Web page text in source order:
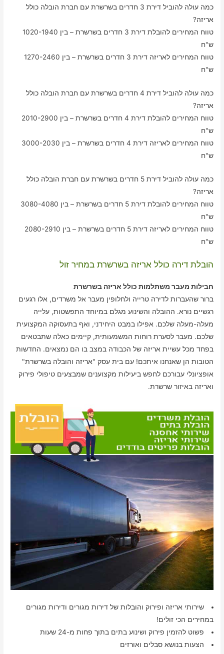
כמה עולה להוביל דירת 3 חדרים בשרשרת עם חברת הובלה כולל
אריזה?
טווח המחירים להובלת דירת 3 חדרים בשרשרת – בין 1020-1940
ש"ח
טווח המחירים לאריזה דירת 3 חדרים בשרשרת – בין 1270-2460
ש"ח
כמה עולה להוביל דירת 4 חדרים בשרשרת עם חברת הובלה כולל
אריזה?
טווח המחירים להובלת דירת 4 חדרים בשרשרת – בין 2010-2900
ש"ח
טווח המחירים לאריזה דירת 4 חדרים בשרשרת – בין 3000-2030
ש"ח
כמה עולה להוביל דירת 5 חדרים בשרשרת עם חברת הובלה כולל
אריזה?
טווח המחירים להובלת דירת 5 חדרים בשרשרת – בין 3080-4080
ש"ח
טווח המחירים לאריזה דירת 5 חדרים בשרשרת – בין 2080-2910
ש"ח
הובלת דירה כולל אריזה בשרשרת במחיר זול
חבילות מעבר משתלמות כולל אריזה בשרשרת
ברור שהעברות לדירה טרייה ולחלופין מעבר אל משרדים, אלו רגעים
רגשיים נורא. ההובלה והשינוע מגלם במיוחד התפשטות, עלייה
מעלה-מעלה שלכם. אפילו במבט היחידני, ואף בתעסוקה המקצועית
שלכם. מעבר לסערת רוחות המשמעותית, קיימים כאלה שתבטאים
בפחד מכל עשיית אריזה של הכבודה במצב בו הם נמצאים. החדשות
הטובות הן שאנחנו איתכם! עם בית עסק "אריזה והובלה בשרשרת"
אופציונלי עבורכם לחפש ביעילות מקצוענים שמבצעים טיפולי פירוק
ואריזה באיזור שרשרת.
שירותי אריזה ופירוק והובלות של דירות מגורים ודירות מגורים
במחירים הכי זולים!
פשוט להזמין פירוק ושינוע בתים בתוך פחות מ-24 שעות
הצעות בנושא סבלים ואורזים